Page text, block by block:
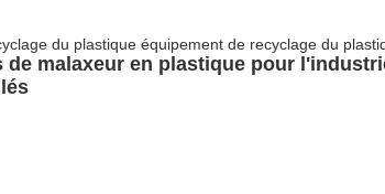
du plastique équipement de recyclage du
malaxeur en plastique pour